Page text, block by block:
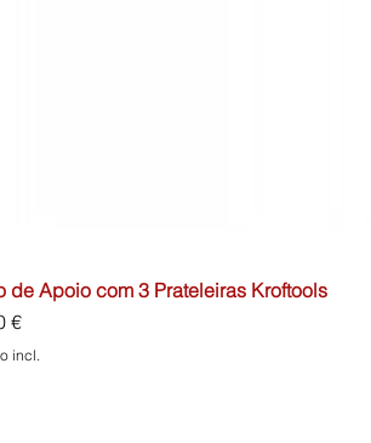
de Apoio com 3 Prateleiras Kroftools
€
incl.